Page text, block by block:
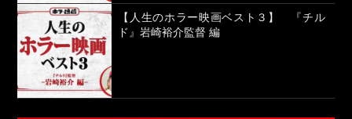
【人生のホラー映画ベスト３】 『チル
ド』岩崎裕介監督 編